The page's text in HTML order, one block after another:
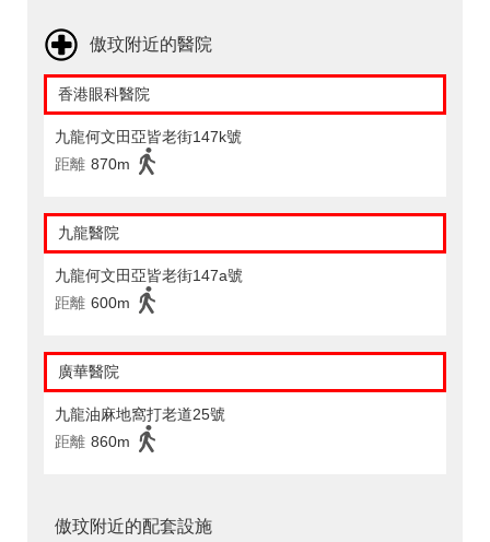
傲玟附近的醫院
香港眼科醫院
九龍何文田亞皆老街147k號
距離 870m
九龍醫院
九龍何文田亞皆老街147a號
距離 600m
廣華醫院
九龍油麻地窩打老道25號
距離 860m
傲玟附近的配套設施